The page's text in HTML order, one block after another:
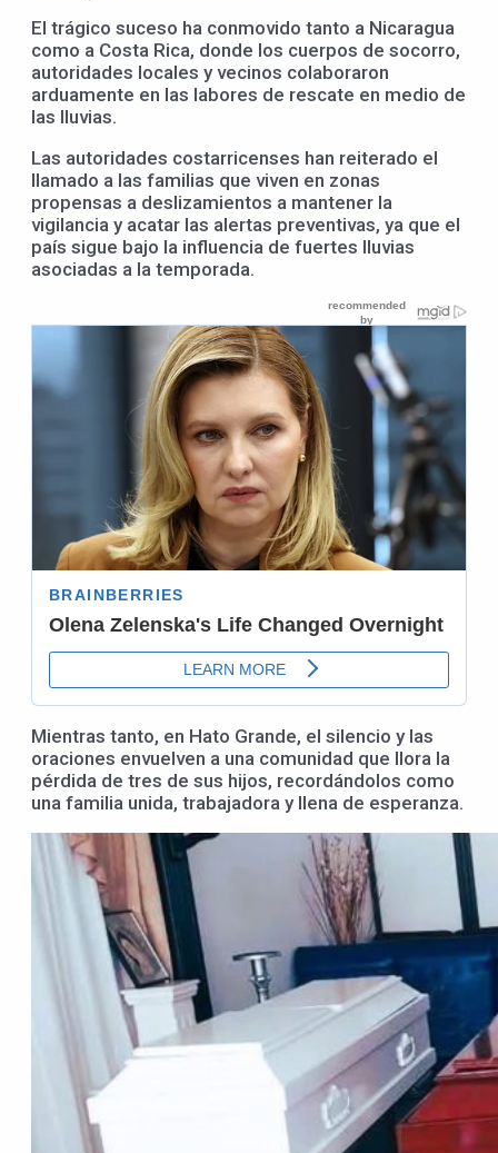
El trágico suceso ha conmovido tanto a Nicaragua
como a Costa Rica, donde los cuerpos de socorro,
autoridades locales y vecinos colaboraron
arduamente en las labores de rescate en medio de
las lluvias.
Las autoridades costarricenses han reiterado el
llamado a las familias que viven en zonas
propensas a deslizamientos a mantener la
vigilancia y acatar las alertas preventivas, ya que el
país sigue bajo la influencia de fuertes lluvias
asociadas a la temporada.
Mientras tanto, en Hato Grande, el silencio y las
oraciones envuelven a una comunidad que llora la
pérdida de tres de sus hijos, recordándolos como
una familia unida, trabajadora y llena de esperanza.